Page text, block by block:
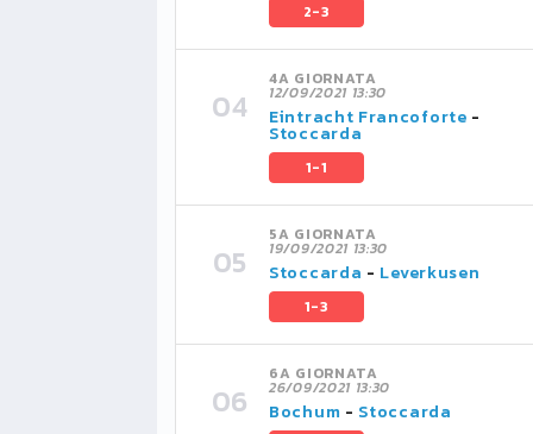
2-3
4A GIORNATA
12/09/2021 13:30
Eintracht Francoforte -
Stoccarda
1-1
5A GIORNATA
19/09/2021 13:30
Stoccarda - Leverkusen
1-3
6A GIORNATA
26/09/2021 13:30
Bochum - Stoccarda